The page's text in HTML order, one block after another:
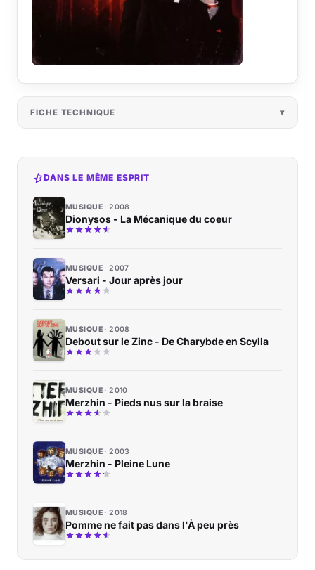
FICHE TECHNIQUE
DANS LE MÊME ESPRIT
MUSIQUE 2008
Dionysos - La Mécanique du coeur
MUSIQUE 2007
Versari - Jour après jour
MUSIQUE 2008
Debout sur le Zinc - De Charybde en Scylla
MUSIQUE 2010
Merzhin - Pieds nus sur la braise
MUSIQUE 2003
Merzhin - Pleine Lune
MUSIQUE 2018
Pomme ne fait pas dans l'À peu près